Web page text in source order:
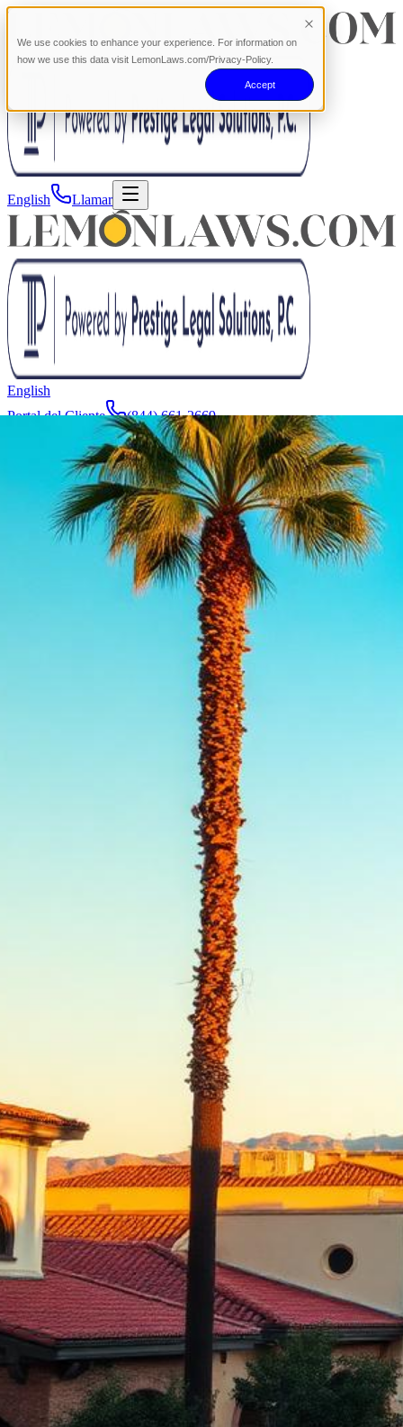
We use cookies to enhance your experience. For information on
how we use this data visit LemonLaws.com/Privacy-Policy.
Accept
English Llamar
English
Portal del Cliente
(844) 661-2669
Abogados y EquipoAcerca de
Fabricantes
Áreas de Servicio
Contacto